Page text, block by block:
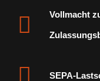
Vollmacht
SEPA-